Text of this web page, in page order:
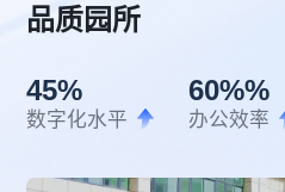
品质园所
45%
数字化水平
60%%
办公效率